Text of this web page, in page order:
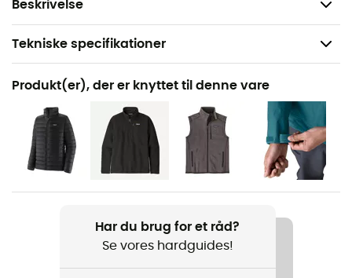
Beskrivelse
Tekniske specifikationer
Anbefales til
Vandreture / Trail / Ski / Det daglige liv / langrend
Herre / Dame
Produkt
ZQ Merino / Europæisk oprindelsesgaranti
Produkt(er), der er knyttet til denne vare
Har du brug for et råd?
Se vores hardguides!